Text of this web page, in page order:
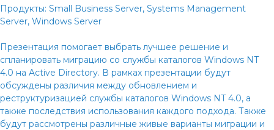
Продукты: Small Business Server, Systems Management
Server, Windows Server
Презентация помогает выбрать лучшее решение и
спланировать миграцию со службы каталогов Windows NT
4.0 на Active Directory. В рамках презентации будут
обсуждены различия между обновлением и
реструктуризацией службы каталогов Windows NT 4.0, а
также последствия использования каждого подхода. Также
будут рассмотрены различные живые варианты миграции и